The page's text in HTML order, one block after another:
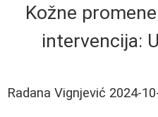
Kožne
intervencija:
Radana Vignjević 2024-